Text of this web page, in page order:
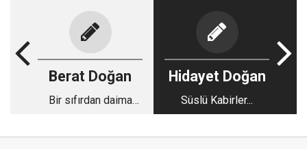
Berat Doğan
Bir sıfırdan daima
Hidayet Doğan
Süslü Kabirler...